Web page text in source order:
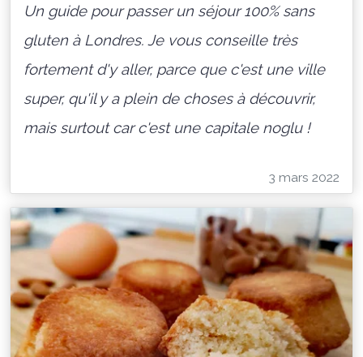
Un guide pour passer un séjour 100% sans
gluten à Londres. Je vous conseille très
fortement d'y aller, parce que c'est une ville
super, qu'il y a plein de choses à découvrir,
mais surtout car c'est une capitale noglu !
3 mars 2022